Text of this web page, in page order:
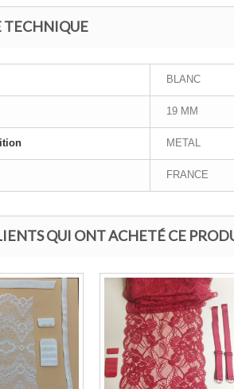
TECHNIQUE
BLANC
19 MM
METAL
FRANCE
QUI ONT ACHETÉ CE